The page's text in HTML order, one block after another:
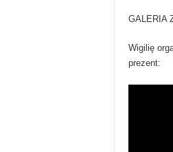
GALERIA
Wigilię
prezent: